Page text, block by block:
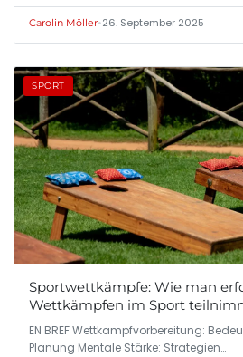
Carolin Möller•26. September 2025
SPORT
Sportwettkämpfe: Wie man
Wettkämpfen im Sport
EN BREF Wettkampfvorbereitung:
Planung Mentale Stärke: Strategien…